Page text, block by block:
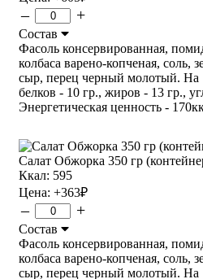
– +
Состав
Фасоль консервированная,
колбаса варено-копченая, соль,
сыр, перец черный молотый. На
белков - 10 гр., жиров - 13 гр.,
Энергетическая ценность -
Салат Обжорка 350 гр
Ккал: 595
Цена: +363₽
– +
Состав
Фасоль консервированная,
колбаса варено-копченая, соль,
сыр, перец черный молотый. На